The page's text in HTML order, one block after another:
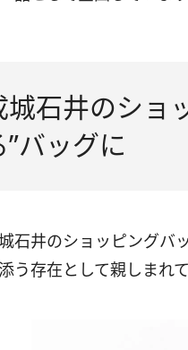
城石井のショ
”バッグに
石井のショッピングバ
う存在として親しまれ